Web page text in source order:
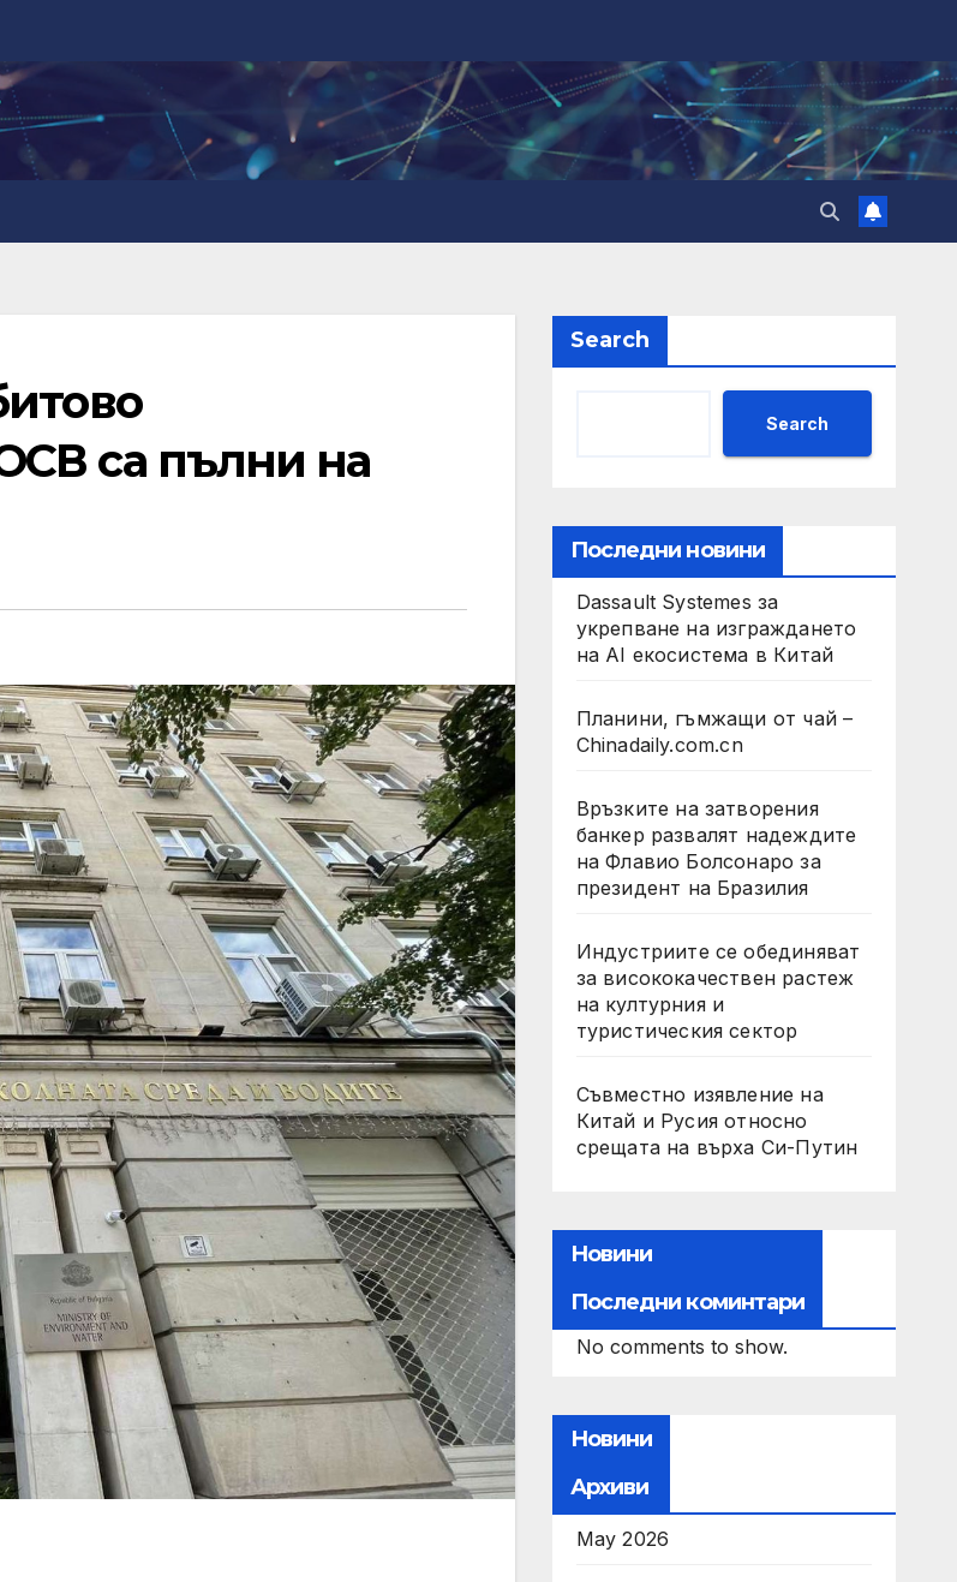
са пълни на
Search
Search
Последни новини
Dassault Systemes за
укрепване на изграждането
на AI екосистема в Китай
Планини, гъмжащи от чай –
Chinadaily.com.cn
Връзките на затворения
банкер развалят надеждите
на Флавио Болсонаро за
президент на Бразилия
Индустриите се обединяват
за висококачествен растеж
на културния и
туристическия сектор
Съвместно изявление на
Китай и Русия относно
срещата на върха Си-Путин
Новини
Последни коминтари
No comments to show.
Новини
Архиви
May 2026